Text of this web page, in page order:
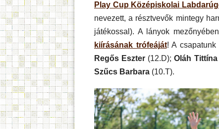
Play Cup Középiskolai
nevezett, a résztvevők mintegy
játékossal). A lányok
kiírásának trófeáját! A csapatunk
Regős Eszter (12.D);Oláh Tittína
Szűcs Barbara (10.T).